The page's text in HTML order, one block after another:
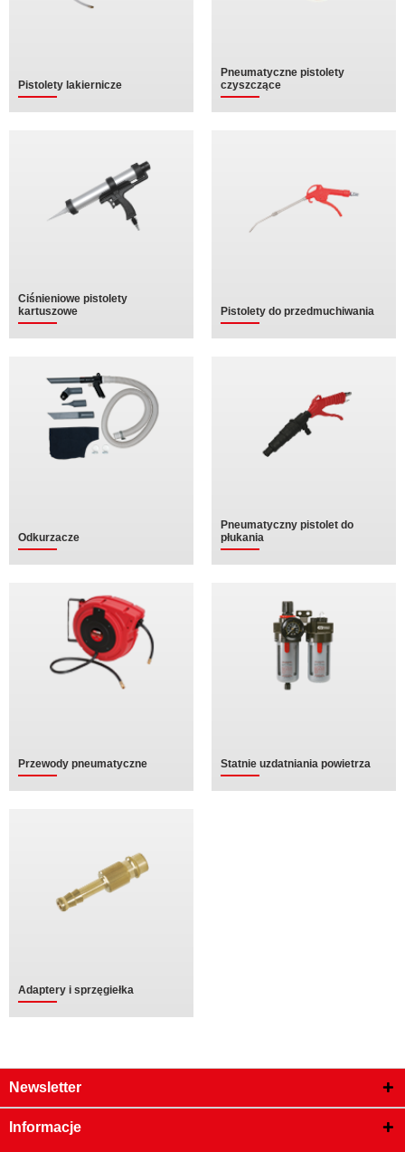
Pistolety lakiernicze
Pneumatyczne pistolety
czyszczące
Ciśnieniowe pistolety
kartuszowe
Pistolety do przedmuchiwania
Odkurzacze
Pneumatyczny pistolet do
płukania
Przewody pneumatyczne Statnie uzdatniania powietrza
Adaptery i sprzęgiełka
Newsletter
Informacje